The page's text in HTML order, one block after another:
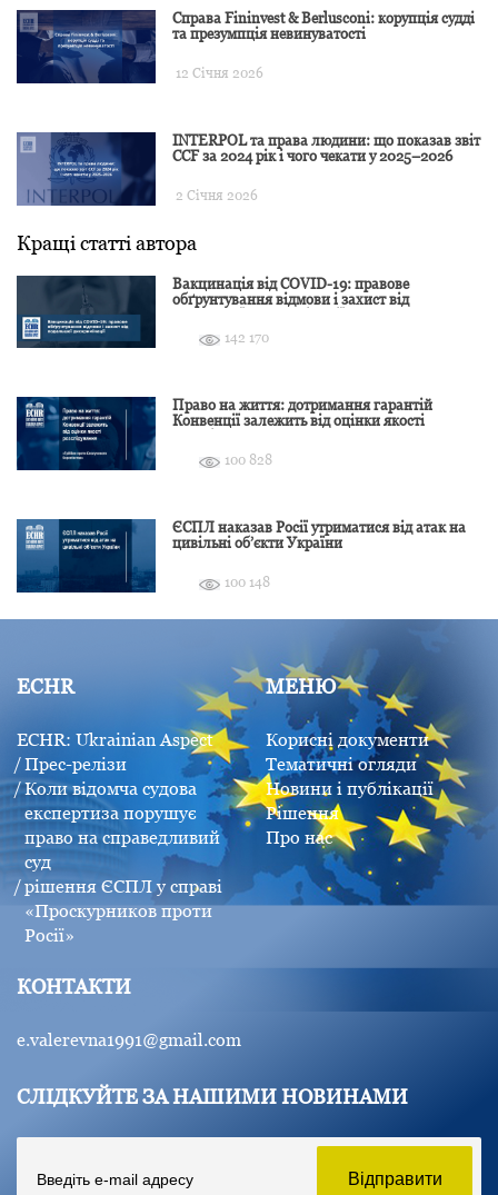
Справа Fininvest & Berlusconi: корупція судді
та презумпція невинуватості
12 Січня 2026
INTERPOL та права людини: що показав звіт
CCF за 2024 рік і чого чекати у 2025–2026
2 Січня 2026
Кращі статті автора
Вакцинація від COVID-19: правове
обґрунтування відмови і захист від
142 170
Право на життя: дотримання гарантій
Конвенції залежить від оцінки якості
100 828
ЄСПЛ наказав Росії утриматися від атак на
цивільні об’єкти України
100 148
ECHR
ECHR: Ukrainian Aspect
Прес-релізи
Коли відомча судова
експертиза порушує
право на справедливий
суд
рішення ЄСПЛ у справі
«Проскурников проти
Росії»
МЕНЮ
Корисні документи
Тематичні огляди
Новини і публікації
Рішення
Про нас
КОНТАКТИ
e.valerevna1991@gmail.com
СЛІДКУЙТЕ ЗА НАШИМИ НОВИНАМИ